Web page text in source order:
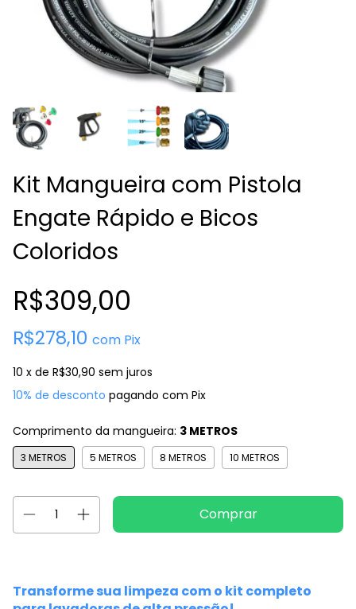
Kit Mangueira com Pistola
Engate Rápido e Bicos
Coloridos
R$309,00
R$278,10 com Pix
10 x de R$30,90 sem juros
10% de desconto pagando com Pix
Comprimento da mangueira: 3 METROS
3 METROS 5 METROS 8 METROS 10 METROS
Transforme sua limpeza com o kit completo